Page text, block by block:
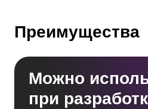
Преимущества
Можно
при